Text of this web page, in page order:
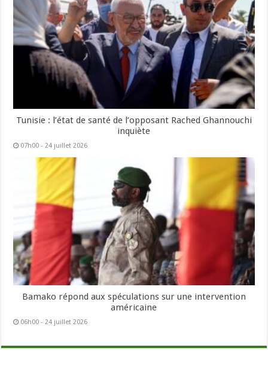
Tunisie : l’état de santé de l’opposant Rached Ghannouchi
inquiète
07h00 - 24 juillet 2026
Bamako répond aux spéculations sur une intervention
américaine
06h00 - 24 juillet 2026